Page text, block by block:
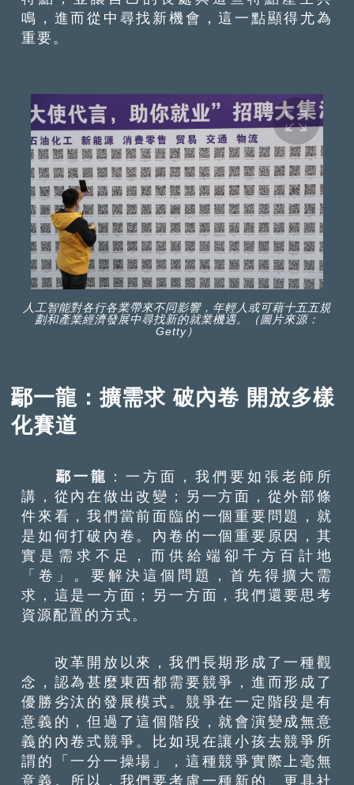
鳴，進而從中尋找新機會，這一點顯得尤為
重要。
人工智能對各行各業帶來不同影響，年輕人或可藉十五五規
劃和產業經濟發展中尋找新的就業機遇。（圖片來源：
Getty）
鄢一龍：擴需求 破內卷 開放多樣
化賽道
鄢一龍
：一方面，我們要如張老師所
講，從內在做出改變；另一方面，從外部條
件來看，我們當前面臨的一個重要問題，就
是如何打破內卷。內卷的一個重要原因，其
實是需求不足，而供給端卻千方百計地
「卷」。要解決這個問題，首先得擴大需
求，這是一方面；另一方面，我們還要思考
資源配置的方式。
改革開放以來，我們長期形成了一種觀
念，認為甚麼東西都需要競爭，進而形成了
優勝劣汰的發展模式。競爭在一定階段是有
意義的，但過了這個階段，就會演變成無意
義的內卷式競爭。比如現在讓小孩去競爭所
謂的「一分一操場」，這種競爭實際上毫無
意義。所以，我們要考慮一種新的、更具社